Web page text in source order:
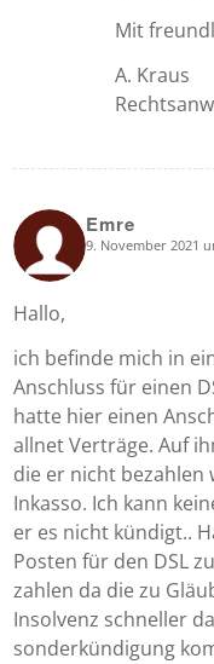
Mit
A. Kraus
Emre
says: 9. November 2021
Hallo,
ich befinde mich in
Anschluss für einen
hatte hier einen
allnet Verträge. Auf
die er nicht bezahlen
Inkasso. Ich kann
er es nicht kündigt..
Posten für den DSL
zahlen da die zu
Insolvenz schneller
sonderkündigung